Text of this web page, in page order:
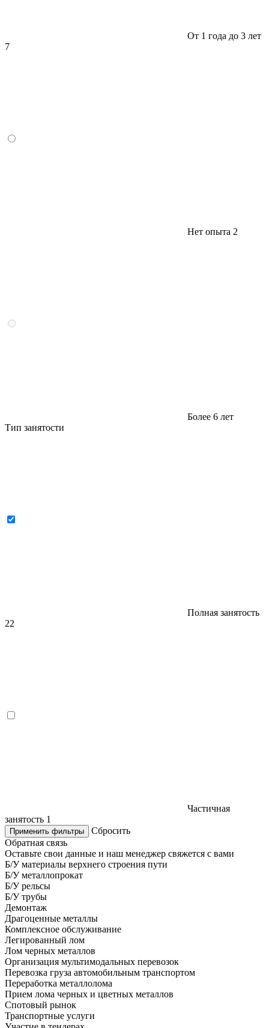
От 1 года до 3 лет
7
Нет опыта 2
Более 6 лет
Тип занятости
Полная занятость
22
Частичная
занятость 1
Применить фильтры
Сбросить
Обратная связь
Оставьте свои данные и наш менеджер свяжется с вами
Б/У материалы верхнего строения пути
Б/У металлопрокат
Б/У рельсы
Б/У трубы
Демонтаж
Драгоценные металлы
Комплексное обслуживание
Легированный лом
Лом черных металлов
Организация мультимодальных перевозок
Перевозка груза автомобильным транспортом
Переработка металлолома
Прием лома черных и цветных металлов
Спотовый рынок
Транспортные услуги